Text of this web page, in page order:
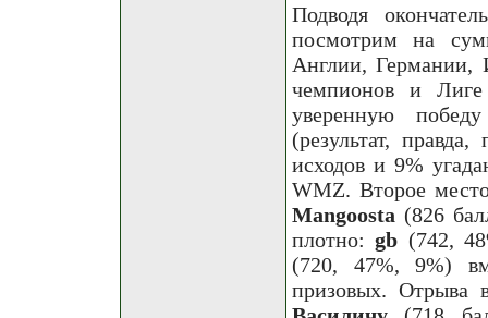
Подводя
посмотрим на
Англии,
чемпионов и
уверенную
(результат,
исходов и 9%
WMZ. Второе
Mangoostа (826
плотно:gb (742,
(720, 47%, 9%)
призовых. Отрыва